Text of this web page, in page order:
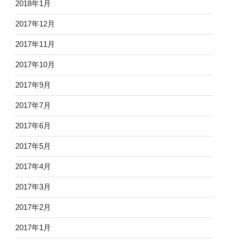
2018年1月
2017年12月
2017年11月
2017年10月
2017年9月
2017年7月
2017年6月
2017年5月
2017年4月
2017年3月
2017年2月
2017年1月